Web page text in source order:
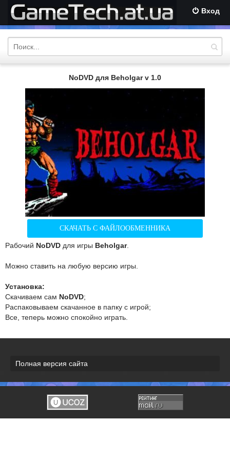
Вход
NoDVD для Beholgar v 1.0
СКАЧАТЬ С ФАЙЛООБМЕННИКА
Рабочий NoDVD для игры Beholgar.
Можно ставить на любую версию игры.
Установка:
Скачиваем сам NoDVD;
Распаковываем скачанное в папку с игрой;
Все, теперь можно спокойно играть.
Полная версия сайта